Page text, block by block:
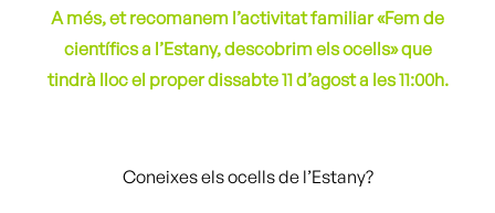
A més, et recomanem l’activitat familiar «Fem de
científics a l’Estany, descobrim els ocells» que
tindrà lloc el proper dissabte 11 d’agost a les 11:00h.
Coneixes els ocells de l’Estany?